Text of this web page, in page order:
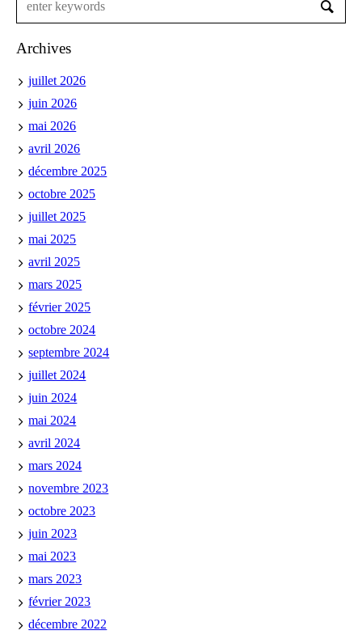
Archives
juillet 2026
juin 2026
mai 2026
avril 2026
décembre 2025
octobre 2025
juillet 2025
mai 2025
avril 2025
mars 2025
février 2025
octobre 2024
septembre 2024
juillet 2024
juin 2024
mai 2024
avril 2024
mars 2024
novembre 2023
octobre 2023
juin 2023
mai 2023
mars 2023
février 2023
décembre 2022